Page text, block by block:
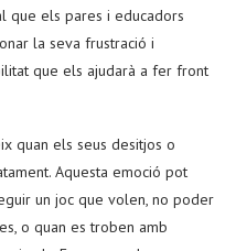
que els pares i educadors
la seva frustració i
que els ajudarà a fer front
quan els seus desitjos o
Aquesta emoció pot
un joc que volen, no poder
o quan es troben amb